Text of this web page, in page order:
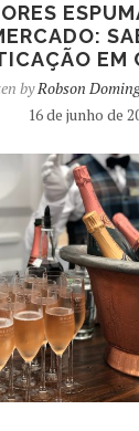
EM
byRobson
16 de junho de